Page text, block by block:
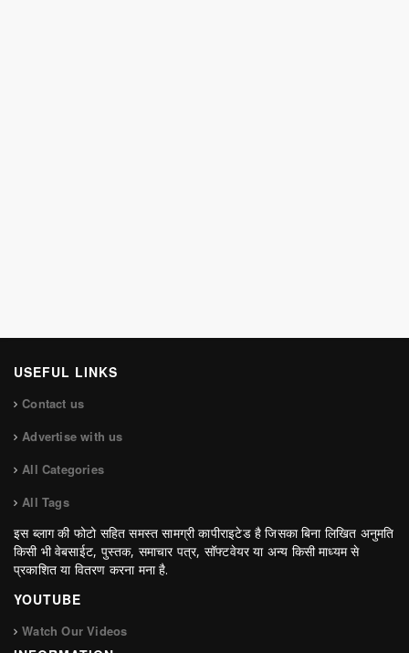
USEFUL LINKS
Contact us
Advertise with us
All Categories
All Tags
इस ब्लाग की फोटो सहित समस्त सामग्री कापीराइटेड है जिसका बिना लिखित अनुमति
किसी भी वेबसाईट, पुस्तक, समाचार पत्र, सॉफ्टवेयर या अन्य किसी माध्यम से
प्रकाशित या वितरण करना मना है.
YOUTUBE
Watch Our Videos